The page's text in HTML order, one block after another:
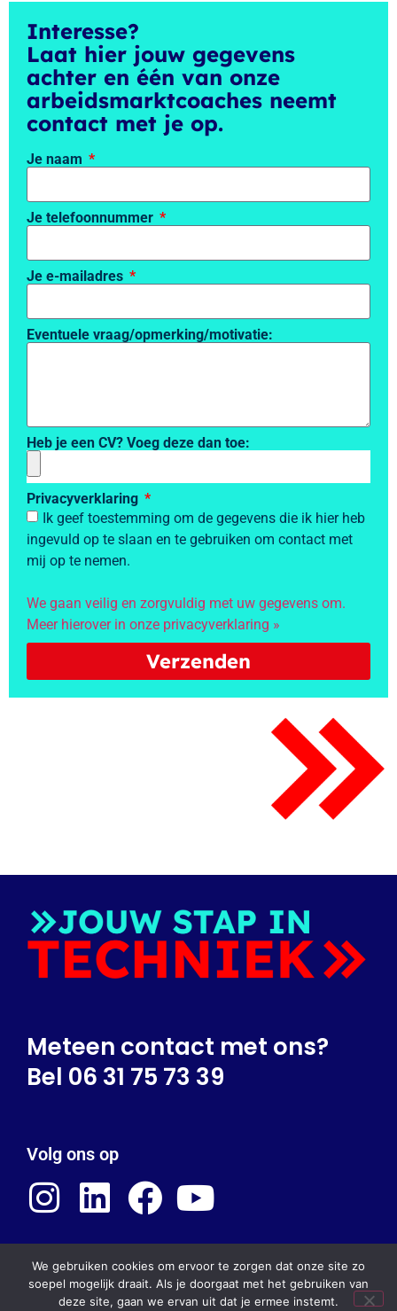
Interesse?
Laat hier jouw gegevens
achter en één van onze
arbeidsmarktcoaches neemt
contact met je op.
Je naam
Je telefoonnummer
Je e-mailadres
Eventuele vraag/opmerking/motivatie:
Heb je een CV? Voeg deze dan toe:
Privacyverklaring
Ik geef toestemming om de gegevens die ik hier heb
ingevuld op te slaan en te gebruiken om contact met
mij op te nemen.
We gaan veilig en zorgvuldig met uw gegevens om.
Meer hierover in onze privacyverklaring »
Verzenden
Meteen contact met ons?
Bel 06 31 75 73 39
Volg ons op
Mede mogelijk gemaakt door:
We gebruiken cookies om ervoor te zorgen dat onze site zo
soepel mogelijk draait. Als je doorgaat met het gebruiken van
deze site, gaan we ervan uit dat je ermee instemt.